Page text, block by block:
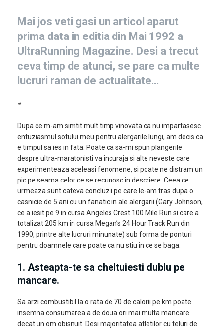
Mai jos veti gasi un articol aparut
prima data in editia din Mai 1992 a
UltraRunning Magazine. Desi a trecut
ceva timp de atunci, se pare ca multe
lucruri raman de actualitate…
*
Dupa ce m-am simtit mult timp vinovata ca nu impartasesc
entuziasmul sotului meu pentru alergarile lungi, am decis ca
e timpul sa ies in fata. Poate ca sa-mi spun plangerile
despre ultra-maratonisti va incuraja si alte neveste care
experimenteaza aceleasi fenomene, si poate ne distram un
pic pe seama celor ce se recunosc in descriere. Ceea ce
urmeaza sunt cateva concluzii pe care le-am tras dupa o
casnicie de 5 ani cu un fanatic in ale alergarii (Gary Johnson,
ce a iesit pe 9 in cursa Angeles Crest 100 Mile Run si care a
totalizat 205 km in cursa Megan’s 24 Hour Track Run din
1990, printre alte lucruri minunate) sub forma de ponturi
pentru doamnele care poate ca nu stiu in ce se baga.
1. Asteapta-te sa cheltuiesti dublu pe
mancare.
Sa arzi combustibil la o rata de 70 de calorii pe km poate
insemna consumarea a de doua ori mai multa mancare
decat un om obisnuit. Desi majoritatea atletilor cu teluri de